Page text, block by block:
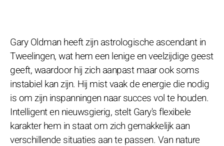
Gary Oldman heeft zijn astrologische ascendant in
Tweelingen, wat hem een lenige en veelzijdige geest
geeft, waardoor hij zich aanpast maar ook soms
instabiel kan zijn. Hij mist vaak de energie die nodig
is om zijn inspanningen naar succes vol te houden.
Intelligent en nieuwsgierig, stelt Gary's flexibele
karakter hem in staat om zich gemakkelijk aan
verschillende situaties aan te passen. Van nature